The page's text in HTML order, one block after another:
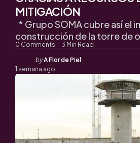
MITIGACIÓN
0 Comments 3 Min Read
* Grupo SOMA cubre así el
construcción de la torre de
Posted
by
byA Flor de Piel
1 semana ago